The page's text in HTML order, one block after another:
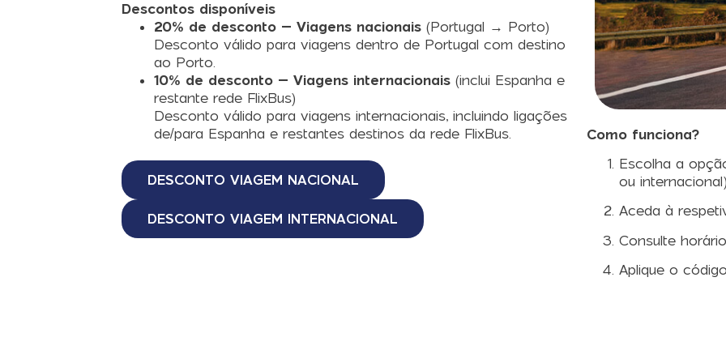
Descontos disponíveis
20% de desconto – Viagens nacionais(Portugal → Porto)
Desconto válido para viagens dentro de Portugal com destino
ao Porto.
10% de desconto – Viagens internacionais(inclui Espanha e
restante rede FlixBus)
Desconto válido para viagens internacionais, incluindo ligações
de/para Espanha e restantes destinos da rede FlixBus.
DESCONTO VIAGEM NACIONAL
DESCONTO VIAGEM INTERNACIONAL
Como funciona?
Escolha a
ou
Aceda à
Consulte
Aplique o